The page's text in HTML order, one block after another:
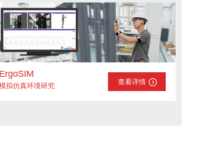
ErgoSIM
拟仿真环境研究 查看详情